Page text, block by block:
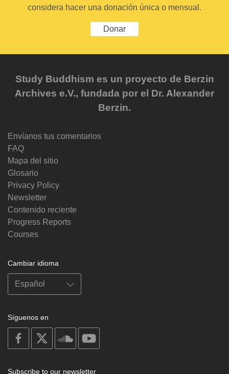
considera hacer una donación única o mensual.
Donar
Study Buddhism es un proyecto de Berzin
Archives e.V., fundada por el Dr. Alexander
Berzin.
Envíanos tus comentarios
FAQ
Mapa del sitio
Glosario
Privacy Policy
Newsletter
Contenido reciente
Progress Reports
Courses
Cambiar idioma
Síguenos en
on
facebook
soundcloud
Subscribe to our newsletter